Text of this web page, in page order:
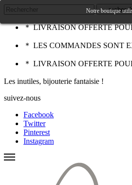
＊ LIVRAISON OFFERTE
＊ LES COMMANDES SONT
＊ LIVRAISON OFFERTE
Les inutiles, bijouterie fantaisie !
suivez-nous
Facebook
Twitter
Pinterest
Instagram
Notre boutique